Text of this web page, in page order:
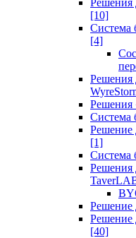
Решения
[10]
Система
[4]
Решения
Решения
Система
Решение
[1]
Система
Решения
Решение
Решение
[40]